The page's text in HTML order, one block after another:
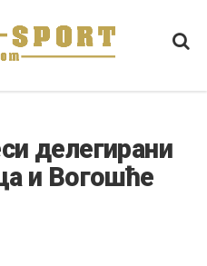
делегирани
и Вогошће